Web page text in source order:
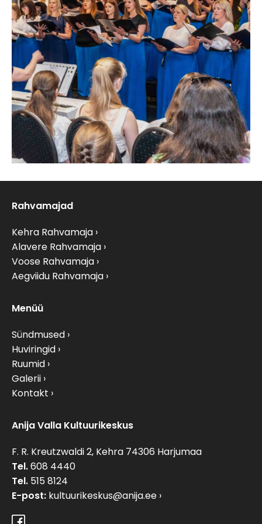
Rahvamajad
Kehra Rahvamaja
Alavere Rahvamaja
Voose Rahvamaja
Aegviidu Rahvamaja
Menüü
Sündmused
Huviringid
Ruumid
Galerii
Kontakt
Anija Valla Kultuurikeskus
F. R. Kreutzwaldi 2, Kehra 74306 Harjumaa
Tel.608 4440
Tel. 515 8124
E-post: kultuurikeskus@anija.ee